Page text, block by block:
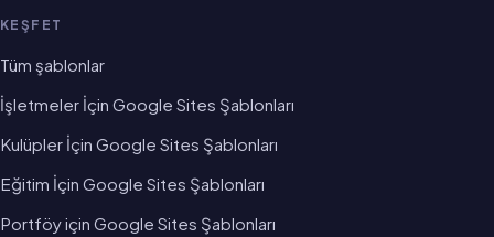
KEŞFET
Tüm şablonlar
İşletmeler İçin Google Sites Şablonları
Kulüpler İçin Google Sites Şablonları
Eğitim İçin Google Sites Şablonları
Portföy için Google Sites Şablonları